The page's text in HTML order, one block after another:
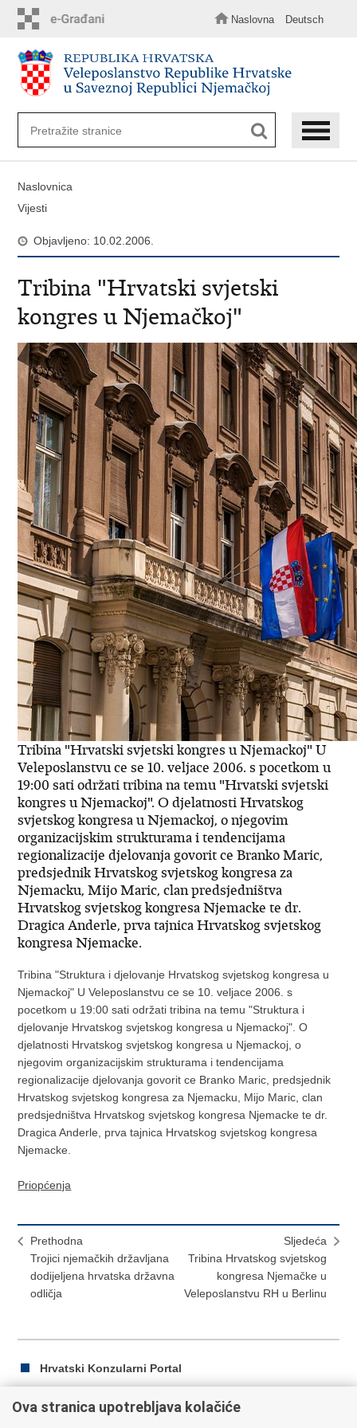
sadržaj
Naslovna Deutsch
Naslovnica
Vijesti
Objavljeno: 10.02.2006.
Tribina "Hrvatski svjetski
kongres u Njemačkoj"
Tribina "Hrvatski svjetski kongres u Njemackoj" U
Veleposlanstvu ce se 10. veljace 2006. s pocetkom u
19:00 sati održati tribina na temu "Hrvatski svjetski
kongres u Njemackoj". O djelatnosti Hrvatskog
svjetskog kongresa u Njemackoj, o njegovim
organizacijskim strukturama i tendencijama
regionalizacije djelovanja govorit ce Branko Maric,
predsjednik Hrvatskog svjetskog kongresa za
Njemacku, Mijo Maric, clan predsjedništva
Hrvatskog svjetskog kongresa Njemacke te dr.
Dragica Anderle, prva tajnica Hrvatskog svjetskog
kongresa Njemacke.
Tribina "Struktura i djelovanje Hrvatskog svjetskog kongresa u
Njemackoj" U Veleposlanstvu ce se 10. veljace 2006. s
pocetkom u 19:00 sati održati tribina na temu "Struktura i
djelovanje Hrvatskog svjetskog kongresa u Njemackoj". O
djelatnosti Hrvatskog svjetskog kongresa u Njemackoj, o
njegovim organizacijskim strukturama i tendencijama
regionalizacije djelovanja govorit ce Branko Maric, predsjednik
Hrvatskog svjetskog kongresa za Njemacku, Mijo Maric, clan
predsjedništva Hrvatskog svjetskog kongresa Njemacke te dr.
Dragica Anderle, prva tajnica Hrvatskog svjetskog kongresa
Njemacke.
Priopćenja
Prethodna
Trojici njemačkih državljana
dodijeljena hrvatska državna
odličja
Sljedeća
Tribina Hrvatskog svjetskog
kongresa Njemačke u
Veleposlanstvu RH u Berlinu
Hrvatski Konzularni Portal
Ova stranica upotrebljava kolačiće